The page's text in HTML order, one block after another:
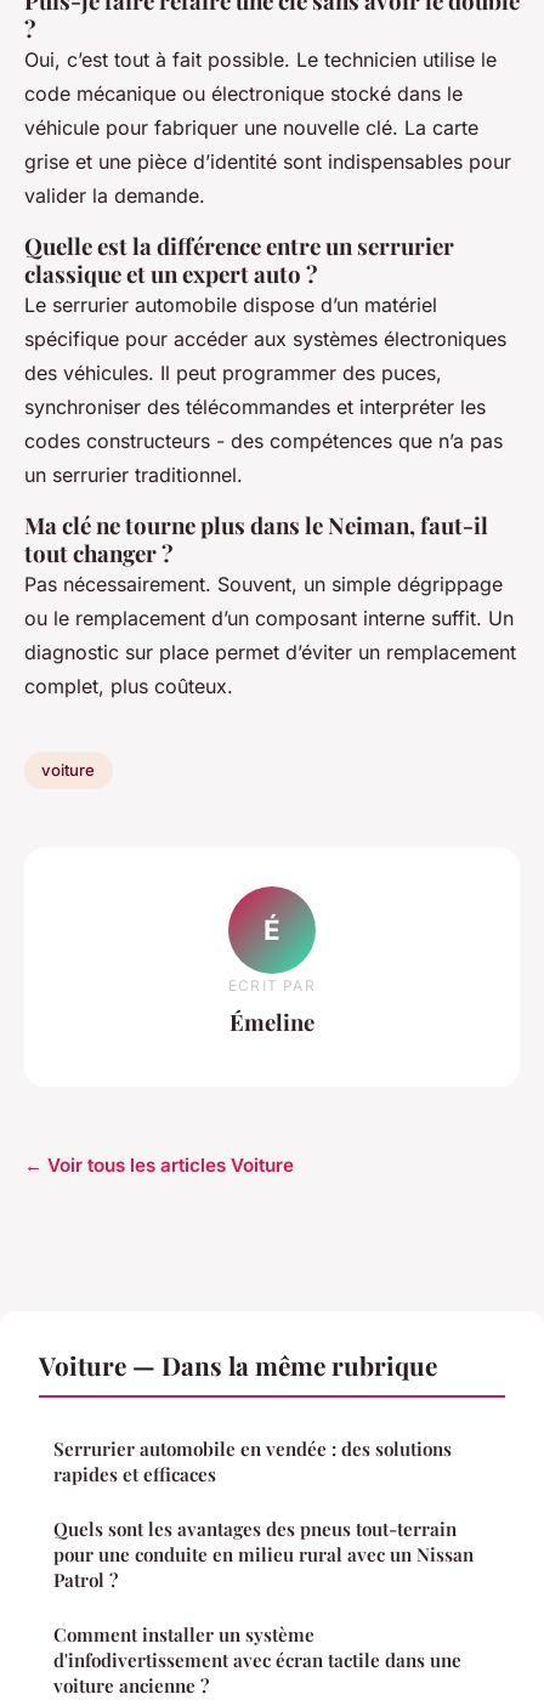
?
Oui, c’est tout à fait possible. Le technicien utilise le
code mécanique ou électronique stocké dans le
véhicule pour fabriquer une nouvelle clé. La carte
grise et une pièce d’identité sont indispensables pour
valider la demande.
Quelle est la différence entre un serrurier
classique et un expert auto ?
Le serrurier automobile dispose d’un matériel
spécifique pour accéder aux systèmes électroniques
des véhicules. Il peut programmer des puces,
synchroniser des télécommandes et interpréter les
codes constructeurs - des compétences que n’a pas
un serrurier traditionnel.
Ma clé ne tourne plus dans le Neiman, faut-il
tout changer ?
Pas nécessairement. Souvent, un simple dégrippage
ou le remplacement d’un composant interne suffit. Un
diagnostic sur place permet d’éviter un remplacement
complet, plus coûteux.
voiture
É
ECRIT PAR
Émeline
← Voir tous les articles Voiture
Voiture — Dans la même rubrique
Serrurier automobile en vendée : des solutions
rapides et efficaces
Quels sont les avantages des pneus tout-terrain
pour une conduite en milieu rural avec un Nissan
Patrol ?
Comment installer un système
d'infodivertissement avec écran tactile dans une
voiture ancienne ?